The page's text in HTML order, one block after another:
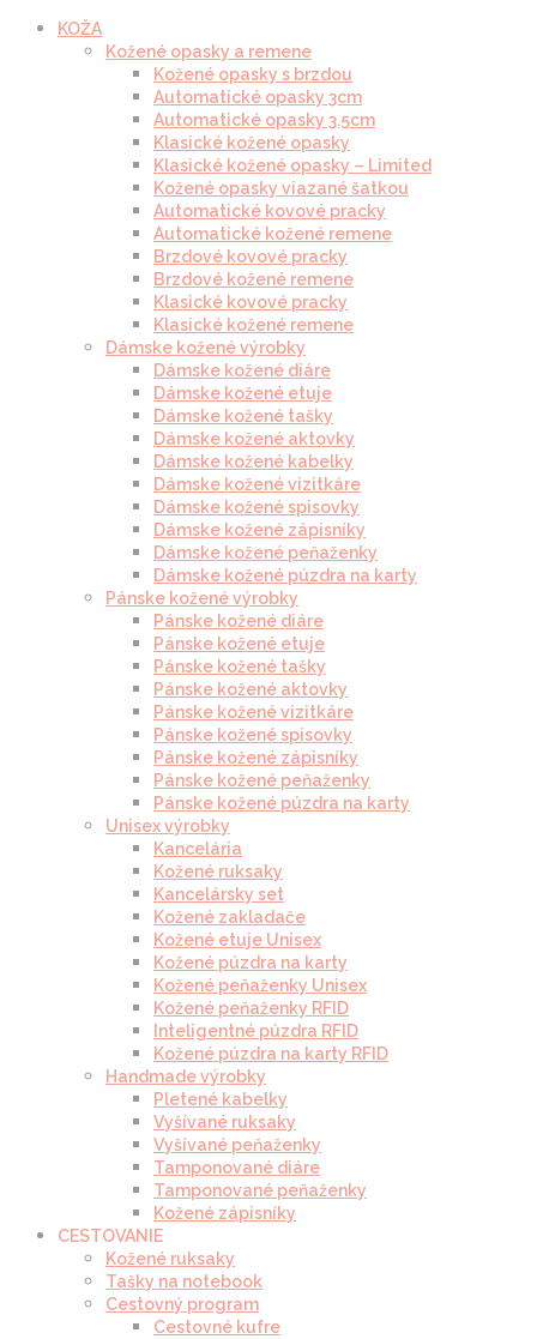
KOŽA
Kožené opasky a remene
Kožené opasky s brzdou
Automatické opasky 3cm
Automatické opasky 3.5cm
Klasické kožené opasky
Klasické kožené opasky – Limited
Kožené opasky viazané šatkou
Automatické kovové pracky
Automatické kožené remene
Brzdové kovové pracky
Brzdové kožené remene
Klasické kovové pracky
Klasické kožené remene
Dámske kožené výrobky
Dámske kožené diáre
Dámske kožené etuje
Dámske kožené tašky
Dámske kožené aktovky
Dámske kožené kabelky
Dámske kožené vizitkáre
Dámske kožené spisovky
Dámske kožené zápisníky
Dámske kožené peňaženky
Dámske kožené púzdra na karty
Pánske kožené výrobky
Pánske kožené diáre
Pánske kožené etuje
Pánske kožené tašky
Pánske kožené aktovky
Pánske kožené vizitkáre
Pánske kožené spisovky
Pánske kožené zápisníky
Pánske kožené peňaženky
Pánske kožené púzdra na karty
Unisex výrobky
Kancelária
Kožené ruksaky
Kancelársky set
Kožené zakladače
Kožené etuje Unisex
Kožené púzdra na karty
Kožené peňaženky Unisex
Kožené peňaženky RFID
Inteligentné púzdra RFID
Kožené púzdra na karty RFID
Handmade výrobky
Pletené kabelky
Vyšívané ruksaky
Vyšívané peňaženky
Tamponované diáre
Tamponované peňaženky
Kožené zápisníky
CESTOVANIE
Kožené ruksaky
Tašky na notebook
Cestovný program
Cestovné kufre